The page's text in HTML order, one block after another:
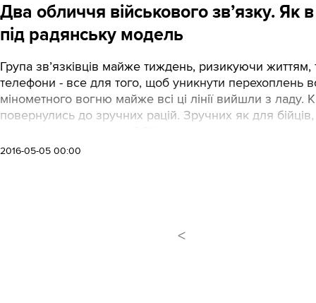
Два обличчя військового зв’язку. Як
під радянську модель
Група зв’язківців майже тиждень, ризикуючи життям,
телефони - все для того, щоб уникнути перехоплень
мінометного вогню майже всі ці лінії вийшли з ладу.
повернулись до зручних рацій. Зручних як для бійців,
2016-05-05 00:00
<